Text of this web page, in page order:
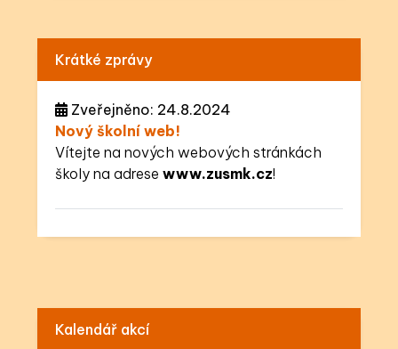
Krátké zprávy
Zveřejněno: 24.8.2024
Nový školní web!
Vítejte na nových webových stránkách
školy na adresewww.zusmk.cz!
Kalendář akcí